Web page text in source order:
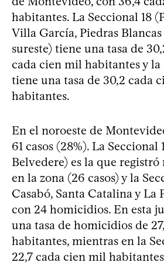
habitantes. La Seccional 18
Villa García, Piedras
sureste) tiene una tasa de
cada cien mil habitantes y la
tiene una tasa de 30,2 cada
habitantes.
En el noroeste de
61 casos (28%). La Seccional
Belvedere) es la que
en la zona (26 casos) y la
Casabó, Santa Catalina y La
con 24 homicidios. En esta
una tasa de homicidios de
habitantes, mientras en la
22,7 cada cien mil